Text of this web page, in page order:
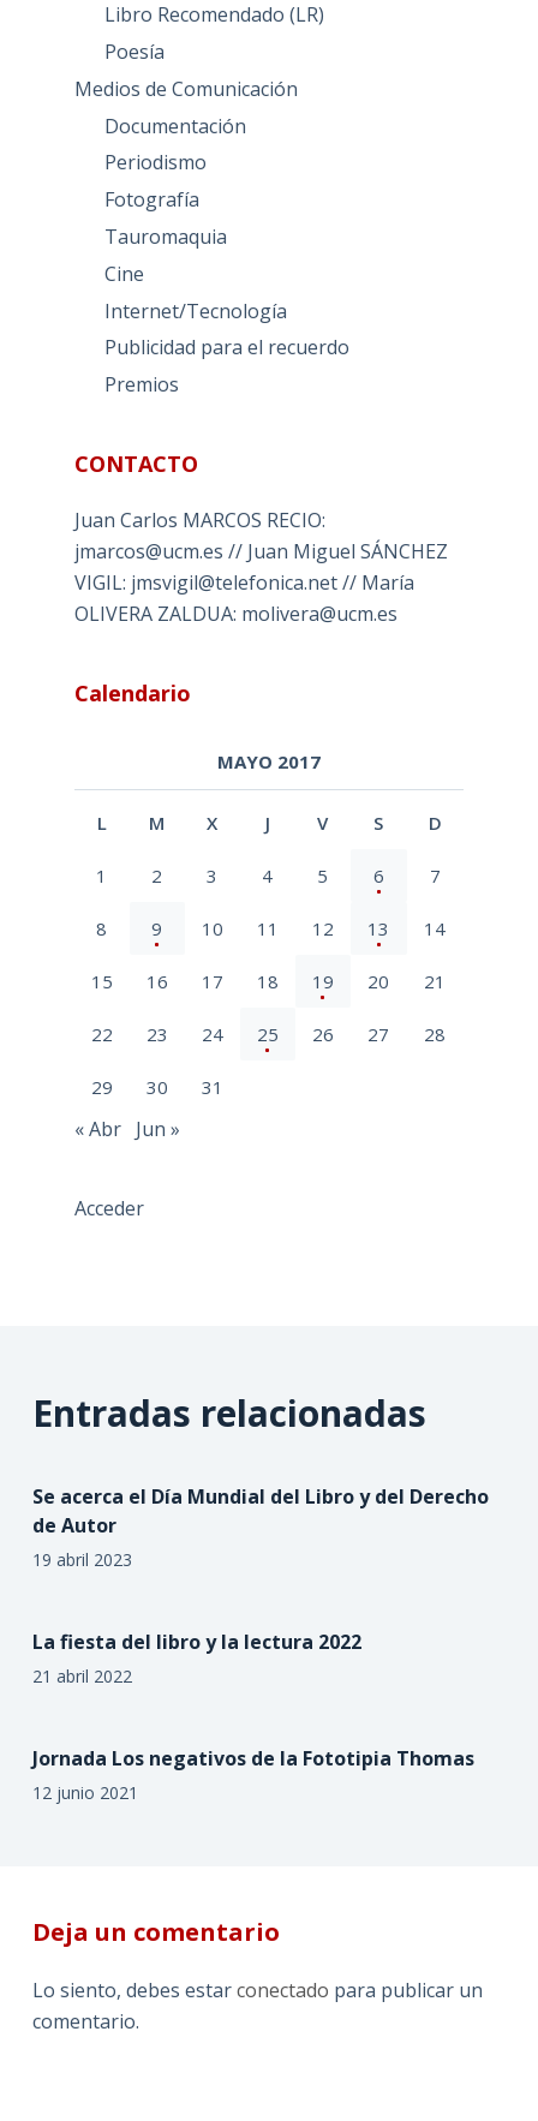
Libro Recomendado (LR)
Poesía
Medios de Comunicación
Documentación
Periodismo
Fotografía
Tauromaquia
Cine
Internet/Tecnología
Publicidad para el recuerdo
Premios
CONTACTO
Juan Carlos MARCOS RECIO:
jmarcos@ucm.es // Juan Miguel SÁNCHEZ
VIGIL: jmsvigil@telefonica.net // María
OLIVERA ZALDUA: molivera@ucm.es
Calendario
MAYO 2017
L M X J V S D
1 2 3 4 5 6 7
8 9 10 11 12 13 14
15 16 17 18 19 20 21
22 23 24 25 26 27 28
29 30 31
« Abr Jun »
Acceder
Entradas relacionadas
Se acerca el Día Mundial del Libro y del Derecho
de Autor
19 abril 2023
La fiesta del libro y la lectura 2022
21 abril 2022
Jornada Los negativos de la Fototipia Thomas
12 junio 2021
Deja un comentario
Lo siento, debes estarconectado para publicar un
comentario.